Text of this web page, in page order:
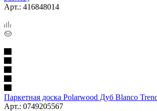
Арт.: 416848014
Паркетная доска Polarwood Дуб Blanco
Арт.: 0749205567